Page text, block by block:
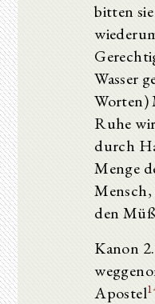
bitten
Wasser
Worten)
Ruhe
durch
Menge
Mensch,
den
Kanon
Apostel